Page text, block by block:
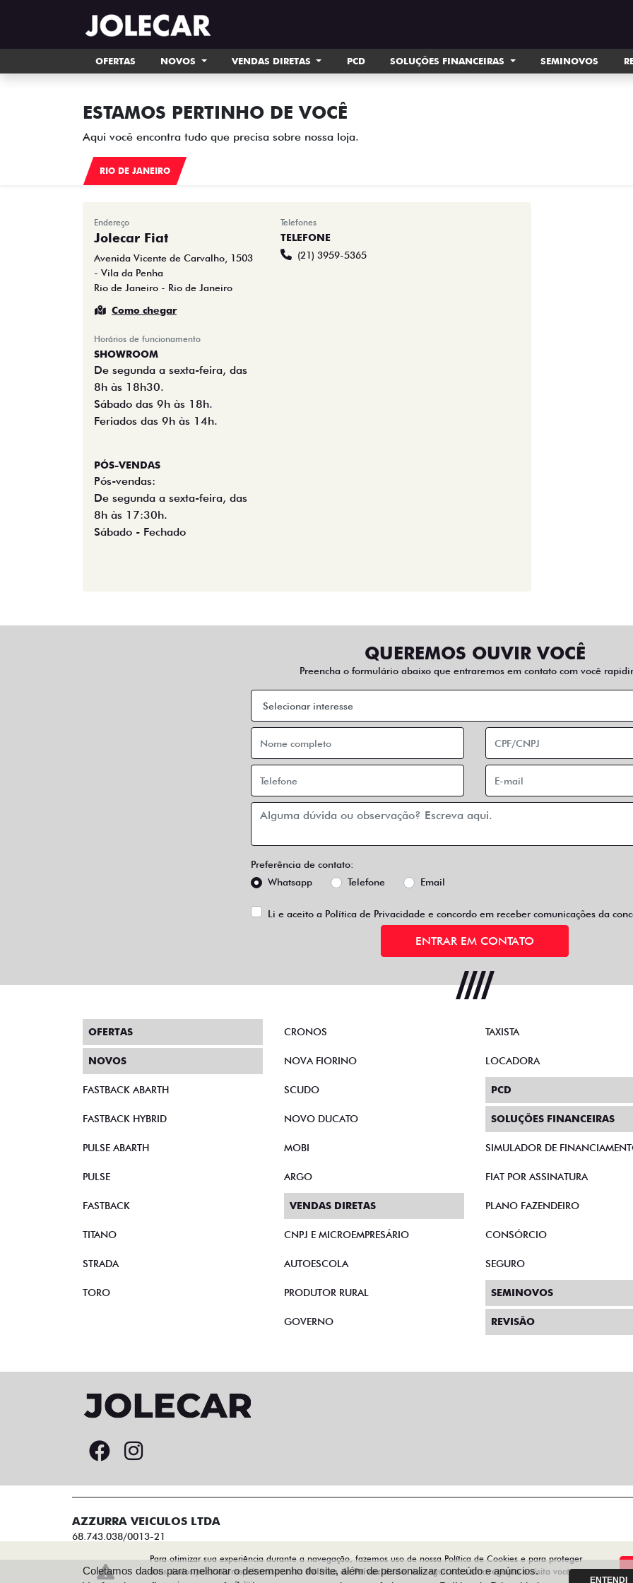
OFERTAS NOVOS VENDAS DIRETAS PCD SOLUÇÕES FINANCEIRAS SEMINOVOS
ESTAMOS PERTINHO DE VOCÊ
Aqui você encontra tudo que precisa sobre nossa loja.
RIO DE JANEIRO
Endereço
Jolecar Fiat
Avenida Vicente de Carvalho, 1503
- Vila da Penha
Rio de Janeiro - Rio de Janeiro
Como chegar
Horários de funcionamento
SHOWROOM
De segunda a sexta-feira, das
8h às 18h30.
Sábado das 9h às 18h.
Feriados das 9h às 14h.
PÓS-VENDAS
Pós-vendas:
De segunda a sexta-feira, das
8h às 17:30h.
Sábado - Fechado
Telefones
TELEFONE
(21) 3959-5365
QUEREMOS OUVIR VOCÊ
Preencha o formulário abaixo que entraremos em contato com você
Preferência de contato:
Whatsapp
Telefone Email
Li e aceito a Política de Privacidadee concordo em receber comunicações da
ENTRAR EM CONTATO
OFERTAS
NOVOS
FASTBACK ABARTH
FASTBACK HYBRID
PULSE ABARTH
PULSE
FASTBACK
TITANO
STRADA
TORO
CRONOS
NOVA FIORINO
SCUDO
NOVO DUCATO
MOBI
ARGO
VENDAS DIRETAS
CNPJ E MICROEMPRESÁRIO
AUTOESCOLA
PRODUTOR RURAL
GOVERNO
TAXISTA
LOCADORA
PCD
SOLUÇÕES FINANCEIRAS
SIMULADOR DE
FIAT POR ASSINATURA
PLANO FAZENDEIRO
CONSÓRCIO
SEGURO
SEMINOVOS
REVISÃO
AZZURRA VEICULOS LTDA
68.743.038/0013-21
Desenvolvido pela DEALERSPACE ® Direitos Reservados.
Para otimizar sua experiência durante a navegação, fazemos uso de nossa Política de Cookies e para proteger
seus dados pessoais respeitamos nossaPolítica de Privacidade. Ao seguir com a navegação e visita você
Coletamos dados para melhorar o desempenho do site, além de personalizar conteúdo e anúncios.
ENTENDI